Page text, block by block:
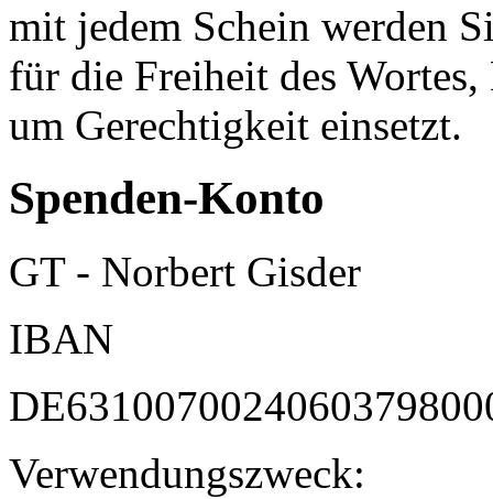
mit jedem Schein werden
für die Freiheit des
um Gerechtigkeit einsetzt.
Spenden-Konto
GT - Norbert Gisder
IBAN
Verwendungszweck: